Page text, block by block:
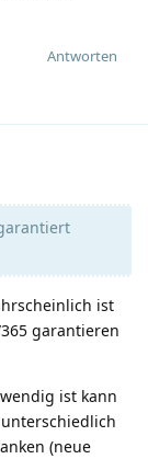
Antworten
ist
garantieren
ist kann
(neue